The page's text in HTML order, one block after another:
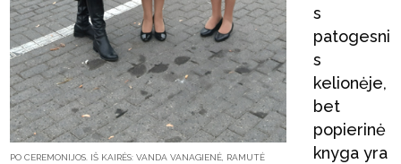
PO CEREMONIJOS. IŠ KAIRĖS: VANDA VANAGIENĖ, RAMUTĖ
s
patogesni
s
kelionėje,
bet
popierinė
knyga yra